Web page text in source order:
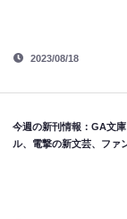
2023/08/18
今週の新刊情報：GA文
ル、電撃の新文芸、ファ